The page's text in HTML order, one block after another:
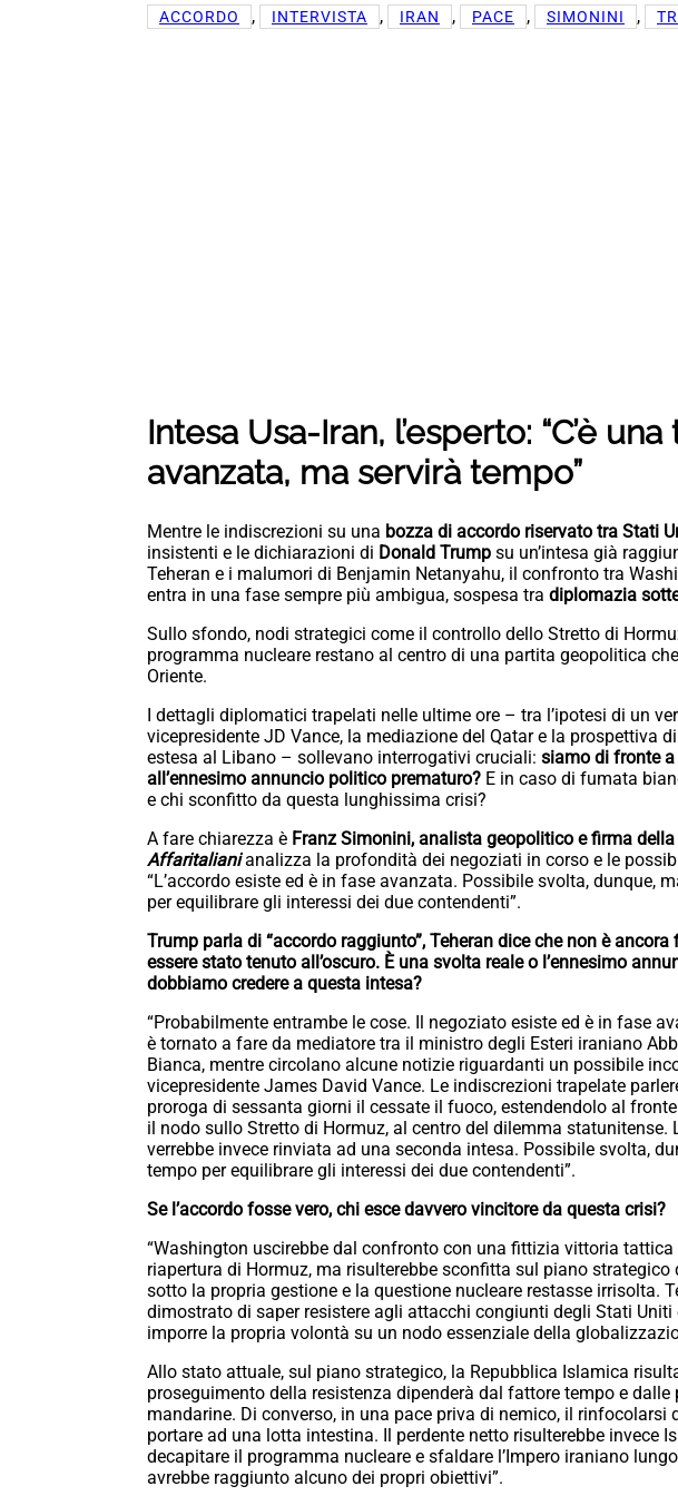
ACCORDO , INTERVISTA , IRAN , PACE , SIMONINI ,
Intesa Usa-Iran, l’esperto: “C’è
avanzata, ma servirà tempo”
Mentre le indiscrezioni su una bozza di accordo riservato tra Stati
insistenti e le dichiarazioni di Donald Trump su un’intesa già
Teheran e i malumori di Benjamin Netanyahu, il confronto tra
entra in una fase sempre più ambigua, sospesa tra diplomazia
Sullo sfondo, nodi strategici come il controllo dello Stretto di
programma nucleare restano al centro di una partita geopolitica
Oriente.
I dettagli diplomatici trapelati nelle ultime ore – tra l’ipotesi di un
vicepresidente JD Vance, la mediazione del Qatar e la prospettiva
estesa al Libano – sollevano interrogativi cruciali: siamo di fronte
all’ennesimo annuncio politico prematuro? E in caso di fumata
e chi sconfitto da questa lunghissima crisi?
A fare chiarezza è Franz Simonini, analista geopolitico e firma
Affaritalianianalizza la profondità dei negoziati in corso e le
“L’accordo esiste ed è in fase avanzata. Possibile svolta, dunque,
per equilibrare gli interessi dei due contendenti”.
Trump parla di “accordo raggiunto”, Teheran dice che non è
essere stato tenuto all’oscuro. È una svolta reale o l’ennesimo
dobbiamo credere a questa intesa?
“Probabilmente entrambe le cose. Il negoziato esiste ed è in fase
è tornato a fare da mediatore tra il ministro degli Esteri iraniano
Bianca, mentre circolano alcune notizie riguardanti un possibile
vicepresidente James David Vance. Le indiscrezioni trapelate
proroga di sessanta giorni il cessate il fuoco, estendendolo al
il nodo sullo Stretto di Hormuz, al centro del dilemma
verrebbe invece rinviata ad una seconda intesa. Possibile svolta,
tempo per equilibrare gli interessi dei due contendenti”.
Se l’accordo fosse vero, chi esce davvero vincitore da questa crisi?
“Washington uscirebbe dal confronto con una fittizia vittoria
riapertura di Hormuz, ma risulterebbe sconfitta sul piano
sotto la propria gestione e la questione nucleare restasse irrisolta.
dimostrato di saper resistere agli attacchi congiunti degli Stati Uniti
imporre la propria volontà su un nodo essenziale della
Allo stato attuale, sul piano strategico, la Repubblica Islamica
proseguimento della resistenza dipenderà dal fattore tempo e dalle
mandarine. Di converso, in una pace priva di nemico, il rinfocolarsi
portare ad una lotta intestina. Il perdente netto risulterebbe invece
decapitare il programma nucleare e sfaldare l’Impero iraniano
avrebbe raggiunto alcuno dei propri obiettivi”.